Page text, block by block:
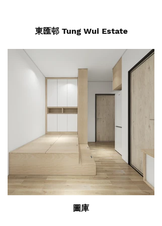
東匯邨 Tung Wui Estate
圖庫